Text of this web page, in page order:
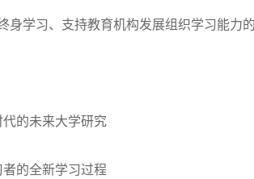
身学习、支持教育机构发展组织学习能力的
的未来大学研究
的全新学习过程